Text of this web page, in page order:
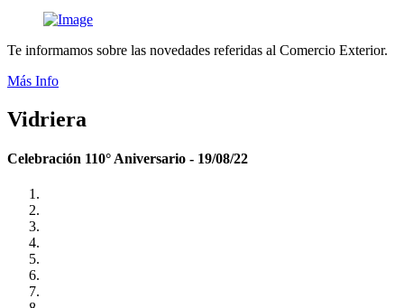
Te informamos sobre las novedades referidas al Comercio Exterior.
Más Info
Vidriera
Celebración 110° Aniversario - 19/08/22